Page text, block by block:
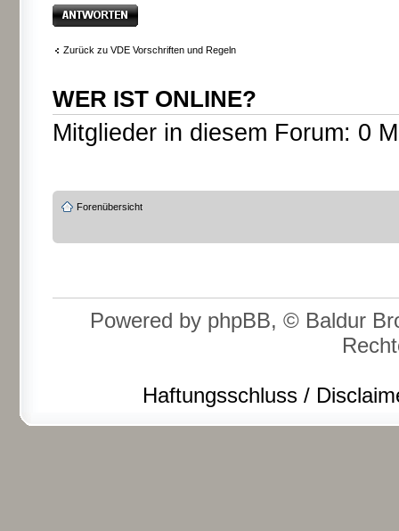
Antwort erstellen
Zurück zu VDE Vorschriften und Regeln
WER IST ONLINE?
Mitglieder in diesem Forum: 0
Forenübersicht
Powered by phpBB, © Baldur
Haftungsschluss /